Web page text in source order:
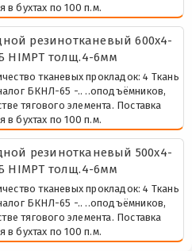
в бухтах по 100 п.м.
резинотканевый 600х4-
HIMPT толщ.4-6мм
тканевых прокладок: 4 Ткань
БКНЛ-65 -.. ..оподъёмников,
тягового элемента. Поставка
в бухтах по 100 п.м.
резинотканевый 500х4-
HIMPT толщ.4-6мм
тканевых прокладок: 4 Ткань
БКНЛ-65 -.. ..оподъёмников,
тягового элемента. Поставка
в бухтах по 100 п.м.